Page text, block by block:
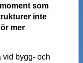
som
inte
mer
vid bygg- och